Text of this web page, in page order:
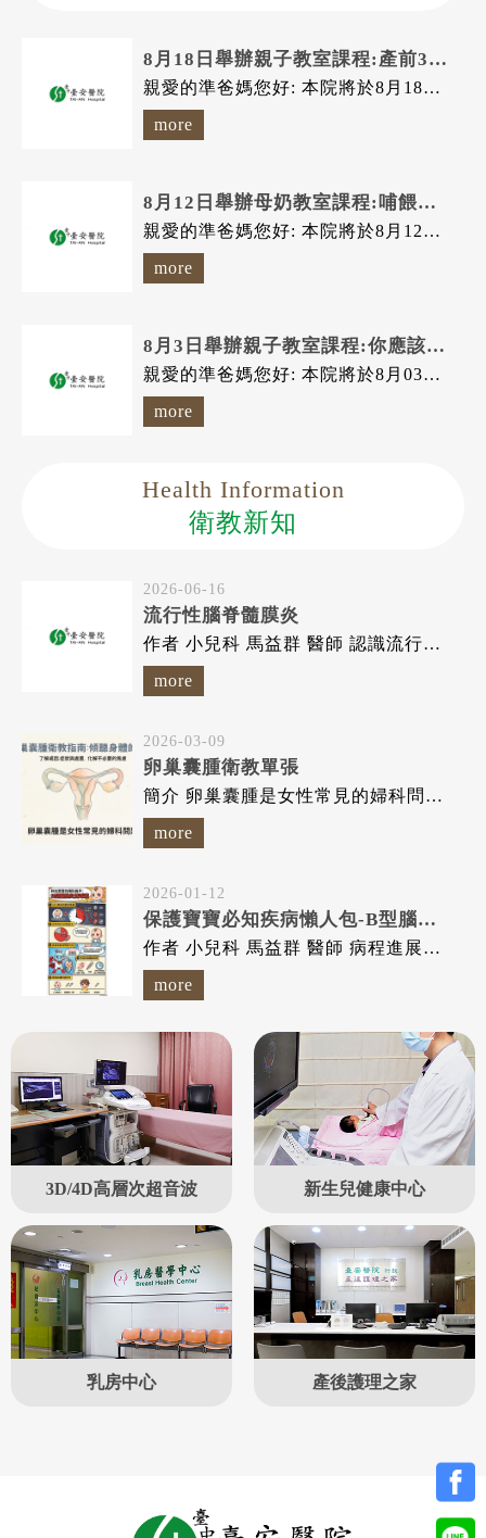
8月18日舉辦親子教室課程:產前30天你應該準備的事
親愛的準爸媽您好: 本院將於8月18日(星期二) 舉辦 親子教室課程...
more
8月12日舉辦母奶教室課程:哺餵母乳的優點+哺乳技巧
親愛的準爸媽您好: 本院將於8月12日(星期三) 舉辦 母奶教室課程...
more
8月3日舉辦親子教室課程:你應該要知道的嬰幼兒預防接種~公費?自費?
親愛的準爸媽您好: 本院將於8月03日(星期一) 舉辦 親子教室課程...
more
Health Information
衛教新知
2026-06-16
流行性腦脊髓膜炎
作者 小兒科 馬益群 醫師 認識流行性腦脊髓膜炎，及早預防...
more
2026-03-09
卵巢囊腫衛教單張
簡介 卵巢囊腫是女性常見的婦科問題之一，指的是在卵巢內或表面形...
more
2026-01-12
保護寶寶必知疾病懶人包-B型腦膜炎雙球菌
作者 小兒科 馬益群 醫師 病程進展快，可能造成腦部永久性...
more
3D/4D高層次超音波 新生兒健康中心
乳房中心 產後護理之家